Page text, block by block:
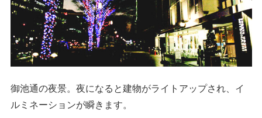
御池通の夜景。夜になると建物がライトアップされ、イ
ルミネーションが瞬きます。